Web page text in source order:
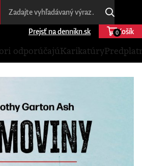
Prejsť na dennikn.sk Košík
0
odporúčajúKarikatúry